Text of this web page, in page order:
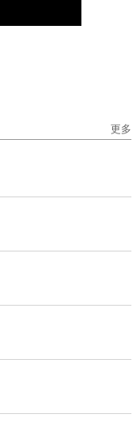
更多